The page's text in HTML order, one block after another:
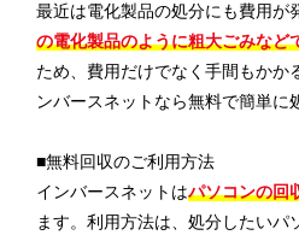
最近は電化製品の処分にも費用が
の電化製品のように粗大ごみなど
ため、費用だけでなく手間もかか
ンバースネットなら無料で簡単に
■無料回収のご利用方法
インバースネットはパソコンの回
ます。利用方法は、処分したいパ